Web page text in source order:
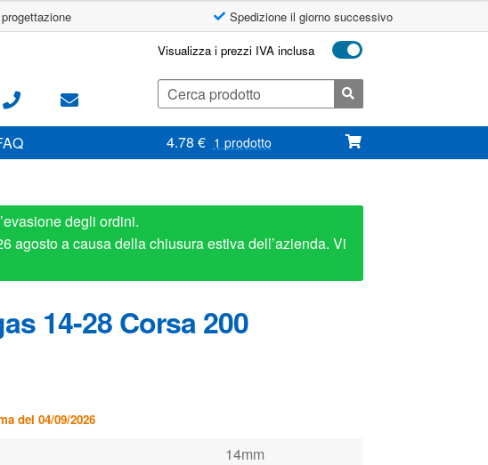
Spedizione il giorno successivo
Visualizza i prezzi IVA inclusa
Cerca:
4.78 € 1 prodotto
degli ordini.
agosto a causa della chiusura estiva dell’azienda. Vi
14-28 Corsa 200
del 04/09/2026
14mm